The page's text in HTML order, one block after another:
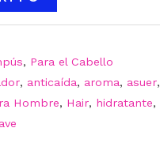
, Para el Cabello
, anticaída, aroma, asuer,
Hombre, Hair, hidratante,